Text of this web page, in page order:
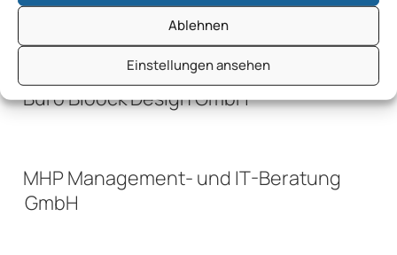
Ablehnen
Einstellungen ansehen
Büro Bloock Design GmbH
Büro Bloock Design GmbH
MHP Management- und IT-Beratung
GmbH